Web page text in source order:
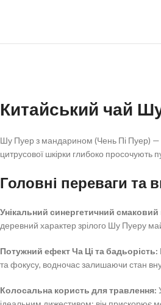
Китайський чай
Шу Пуер з мандарином (Чень Пі Пуер) —
цитрусової шкірки глибоко просочують
Головні переваги та
Унікальний синергетичний
деревний характер зрілого Шу Пуеру
Потужний ефект Ча Ці та бадьорість:
та фокусу, водночас залишаючи стан
Колосальна користь для травлення: